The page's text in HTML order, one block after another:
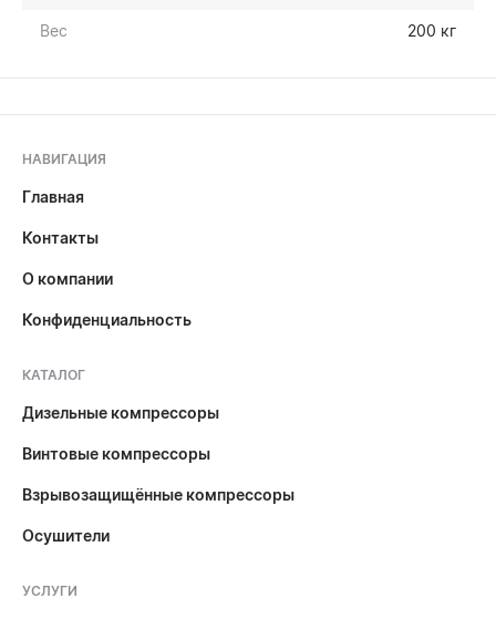
Вес 200 кг
НАВИГАЦИЯ
Главная
Контакты
О компании
Конфиденциальность
КАТАЛОГ
Дизельные компрессоры
Винтовые компрессоры
Взрывозащищённые компрессоры
Осушители
УСЛУГИ